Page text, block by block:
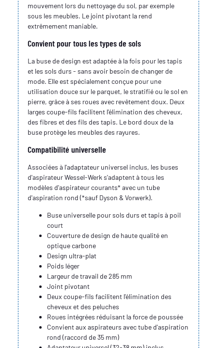
mouvement lors du nettoyage du sol, par exemple
sous les meubles. Le joint pivotant la rend
extrêmement maniable.
Convient pour tous les types de sols
La buse de design est adaptée à la fois pour les tapis
et les sols durs - sans avoir besoin de changer de
mode. Elle est spécialement conçue pour une
utilisation douce sur le parquet, le stratifié ou le sol en
pierre, grâce à ses roues avec revêtement doux. Deux
larges coupe-fils facilitent l'élimination des cheveux,
des fibres et des fils des tapis. Le bord doux de la
buse protège les meubles des rayures.
Compatibilité universelle
Associées à l'adaptateur universel inclus, les buses
d'aspirateur Wessel-Werk s'adaptent à tous les
modèles d'aspirateur courants* avec un tube
d'aspiration rond (*sauf Dyson & Vorwerk).
Buse universelle pour sols durs et tapis à poil
court
Couverture de design de haute qualité en
optique carbone
Design ultra-plat
Poids léger
Largeur de travail de 285 mm
Joint pivotant
Deux coupe-fils facilitent l'élimination des
cheveux et des peluches
Roues intégrées réduisant la force de poussée
Convient aux aspirateurs avec tube d'aspiration
rond (raccord de 35 mm)